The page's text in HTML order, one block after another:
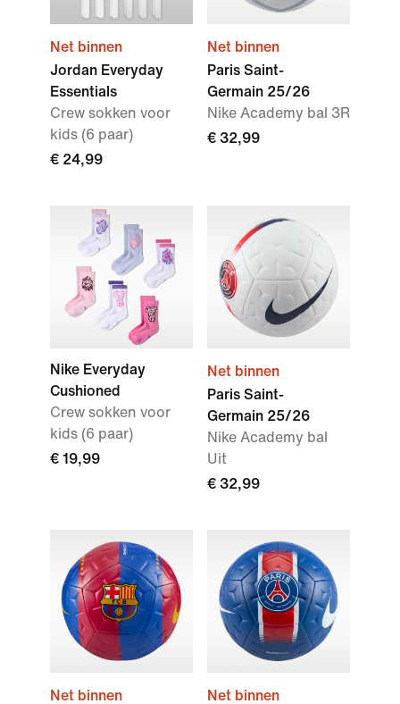
Net binnen
Jordan Everyday
Essentials
Crew sokken voor
kids (6 paar)
€ 24,99
Net binnen
Paris Saint-
Germain 25/26
Nike Academy bal 3R
€ 32,99
Nike Everyday
Cushioned
Crew sokken voor
kids (6 paar)
€ 19,99
Net binnen
Paris Saint-
Germain 25/26
Nike Academy bal
Uit
€ 32,99
Net binnen
Net binnen